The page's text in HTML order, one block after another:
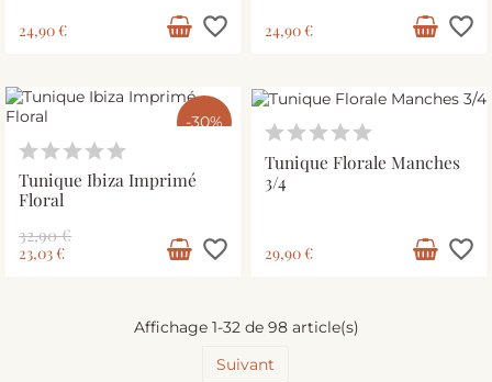
24,90 € favorite_border 24,90 € favorite_border
-30%
Tunique Ibiza Imprimé
Floral
32,90 €
23,03 € favorite_border
Tunique Florale Manches
3/4
29,90 € favorite_border
Affichage 1-32 de 98 article(s)
Suivant